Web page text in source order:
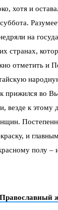
хотя и
на
странах,
отметить и
прижился во
везде к этому
и
полу –
Православный